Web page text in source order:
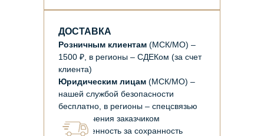
ДОСТАВКА
Розничным клиентам (МСК/МО) –
1500 ₽, в регионы – СДЕКом (за счет
клиента)
Юридическим лицам (МСК/МО) –
нашей службой безопасности
бесплатно, в регионы – спецсвязью
(до получения заказчиком
ответственность за сохранность